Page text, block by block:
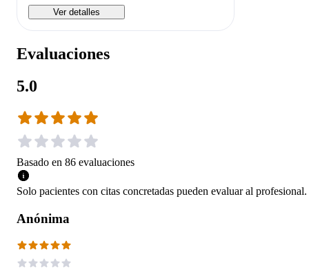
Ver detalles
Evaluaciones
5.0
Basado en 86 evaluaciones
Solo pacientes con citas concretadas pueden evaluar al profesional.
Anónima